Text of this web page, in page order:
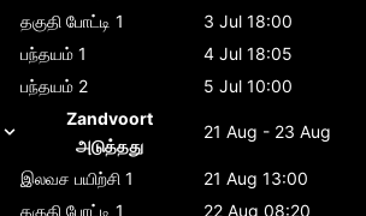
தகுதி போட்டி 1
3 Jul 18:00
பந்தயம் 1
4 Jul 18:05
பந்தயம் 2
5 Jul 10:00
Zandvoort
அடுத்தது
21 Aug - 23 Aug
இலவச பயிற்சி 1
21 Aug 13:00
தகுதி போட்டி 1
22 Aug 08:20